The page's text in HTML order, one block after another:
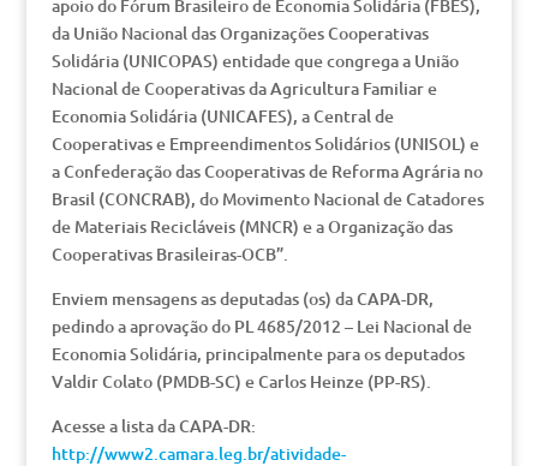
apoio do Fórum Brasileiro de Economia Solidária (FBES),
da União Nacional das Organizações Cooperativas
Solidária (UNICOPAS) entidade que congrega a União
Nacional de Cooperativas da Agricultura Familiar e
Economia Solidária (UNICAFES), a Central de
Cooperativas e Empreendimentos Solidários (UNISOL) e
a Confederação das Cooperativas de Reforma Agrária no
Brasil (CONCRAB), do Movimento Nacional de Catadores
de Materiais Recicláveis (MNCR) e a Organização das
Cooperativas Brasileiras-OCB”.
Enviem mensagens as deputadas (os) da CAPA-DR,
pedindo a aprovação do PL 4685/2012 – Lei Nacional de
Economia Solidária, principalmente para os deputados
Valdir Colato (PMDB-SC) e Carlos Heinze (PP-RS).
Acesse a lista da CAPA-DR:
http://www2.camara.leg.br/atividade-